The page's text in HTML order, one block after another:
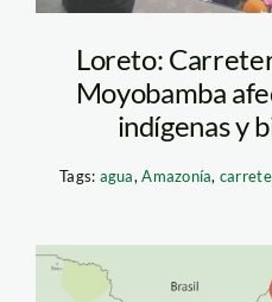
Loreto:
Moyobamba
indígenas y
Tags: agua,Amazonía,